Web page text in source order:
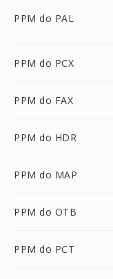
PPM do PAL
PPM do PCX
PPM do FAX
PPM do HDR
PPM do MAP
PPM do OTB
PPM do PCT